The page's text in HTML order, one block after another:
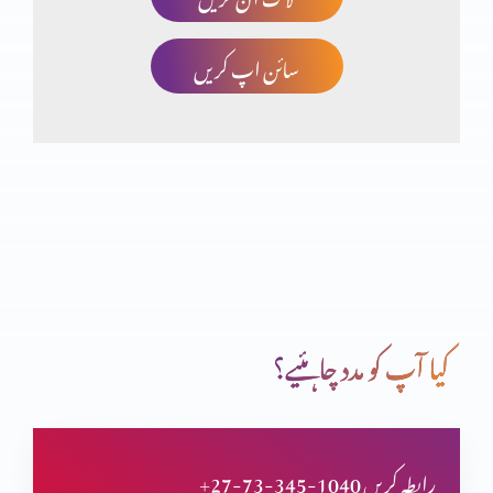
آنحضرت پر ایمان
خدا ایک ہے یا تین ؟
سائن اپ کریں
کیا آپ کو مدد چاہئیے؟
+27-73-345-1040 رابطہ کریں